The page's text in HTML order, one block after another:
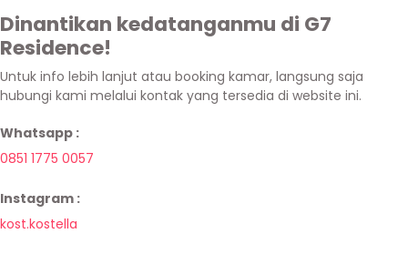
Dinantikan kedatanganmu di G7
Residence!
Untuk info lebih lanjut atau booking kamar, langsung saja
hubungi kami melalui kontak yang tersedia di website ini.
Whatsapp :
0851 1775 0057
Instagram :
kost.kostella